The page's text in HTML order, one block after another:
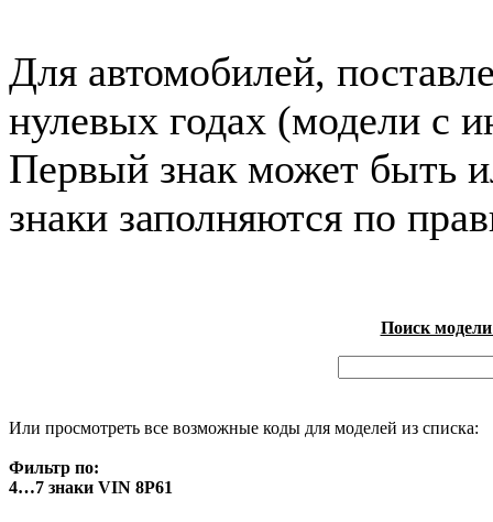
Для автомобилей,
нулевых годах (модели с
Первый знак может быть
знаки заполняются по
Поиск
Или просмотреть все возможные коды для моделей из списка:
Фильтр по:
4…7 знаки VIN 8P61